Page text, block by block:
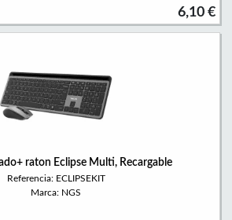
6,10 €
raton Eclipse Multi, Recargable
Referencia: ECLIPSEKIT
Marca: NGS